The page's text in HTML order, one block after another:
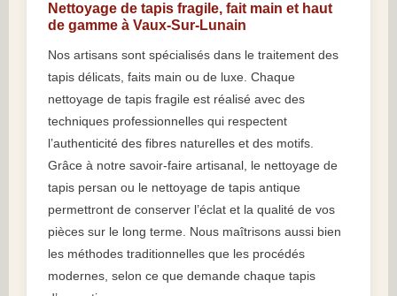
Nettoyage de tapis fragile, fait main et haut
de gamme à Vaux-Sur-Lunain
Nos artisans sont spécialisés dans le traitement des
tapis délicats, faits main ou de luxe. Chaque
nettoyage de tapis fragile est réalisé avec des
techniques professionnelles qui respectent
l’authenticité des fibres naturelles et des motifs.
Grâce à notre savoir-faire artisanal, le nettoyage de
tapis persan ou le nettoyage de tapis antique
permettront de conserver l’éclat et la qualité de vos
pièces sur le long terme. Nous maîtrisons aussi bien
les méthodes traditionnelles que les procédés
modernes, selon ce que demande chaque tapis